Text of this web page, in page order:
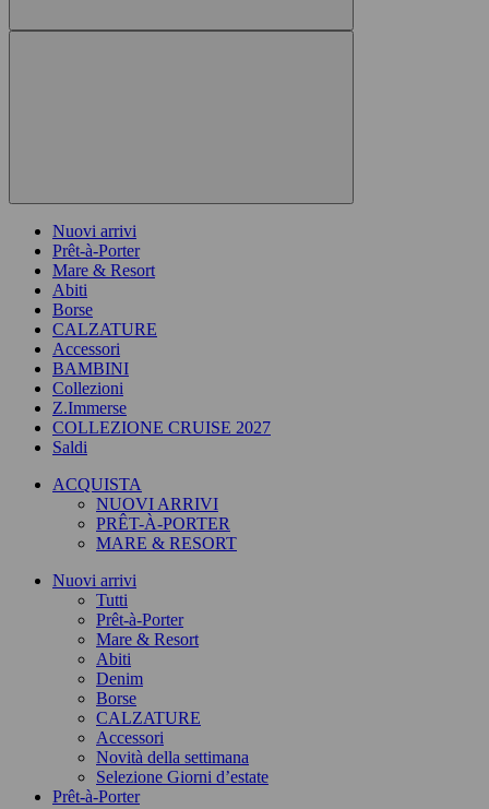
Nuovi arrivi
Prêt-à-Porter
Mare & Resort
Abiti
Borse
CALZATURE
Accessori
BAMBINI
Collezioni
Z.Immerse
COLLEZIONE CRUISE 2027
Saldi
ACQUISTA
NUOVI ARRIVI
PRÊT-À-PORTER
MARE & RESORT
Nuovi arrivi
Tutti
Prêt-à-Porter
Mare & Resort
Abiti
Denim
Borse
CALZATURE
Accessori
Novità della settimana
Selezione Giorni d’estate
Prêt-à-Porter